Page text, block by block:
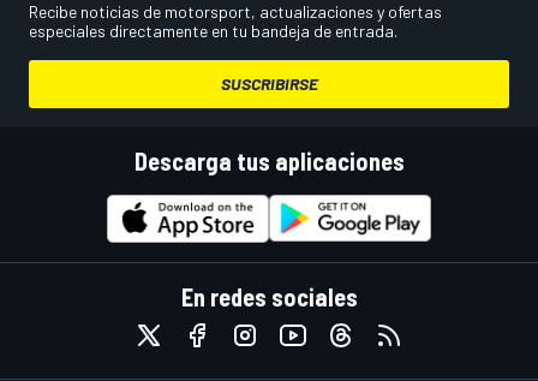
Recibe noticias de motorsport, actualizaciones y ofertas
especiales directamente en tu bandeja de entrada.
SUSCRIBIRSE
Descarga tus aplicaciones
En redes sociales